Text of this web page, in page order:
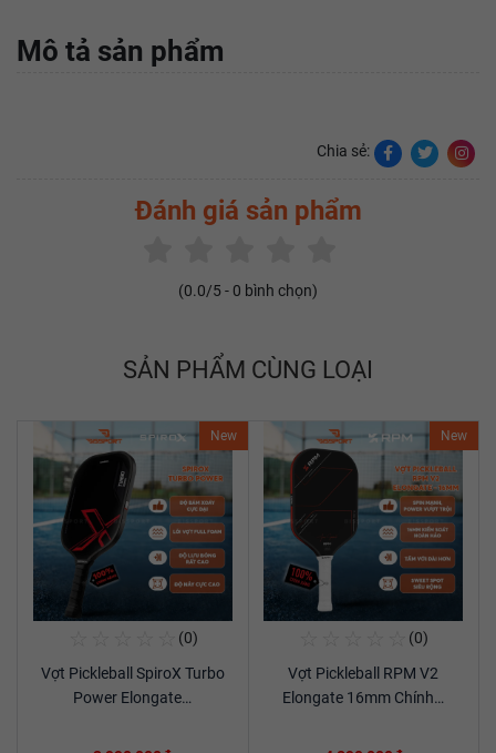
Mô tả sản phẩm
Chia sẻ:
Đánh giá sản phẩm
(0.0/5 - 0 bình chọn)
SẢN PHẨM CÙNG LOẠI
New
Xem chi tiết
(0)
Vợt Pickleball SpiroX Turbo
Power Elongate…
New
(0)
Vợt Pickleball RPM V2
Elongate 16mm Chính…